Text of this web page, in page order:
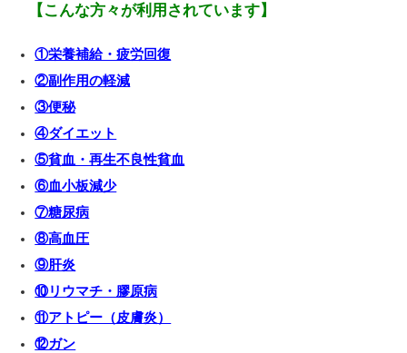
【こんな方々が利用されています】
①栄養補給・疲労回復
②副作用の軽減
③便秘
④ダイエット
⑤貧血・再生不良性貧血
⑥血小板減少
⑦糖尿病
⑧高血圧
⑨肝炎
⑩リウマチ・膠原病
⑪アトピー（皮膚炎）
⑫ガン